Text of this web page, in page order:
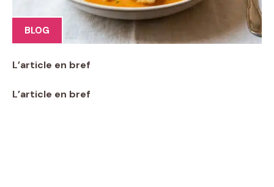
BLOG
L’article en bref
L’article en bref